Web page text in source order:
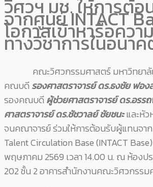
วิศวฯ มช. ให้การต้
จากศูนย์ INTACT
โอกาสเข้าหารือคว
ทางวิชาการในอนา
คณะวิศวกรรมศาสตร์ มหาวิทยาลัย
คณบดี รองศาสตราจารย์ ดร.ธงชัย ฟอง
รองคณบดี ผู้ช่วยศาสตราจารย์ ดร.อร
ศาสตราจารย์ ดร.ชัชวาลย์ ชัยชนะและหัว
จนคณาจารย์ ร่วมให้การต้อนรับผู้แทนจา
Talent Circulation Base (INTACT
พฤษภาคม 2569 เวลา 14.00 น. ณ ห้องป
202 ชั้น 2 อาคารสำนักงานคณะวิศวกรร